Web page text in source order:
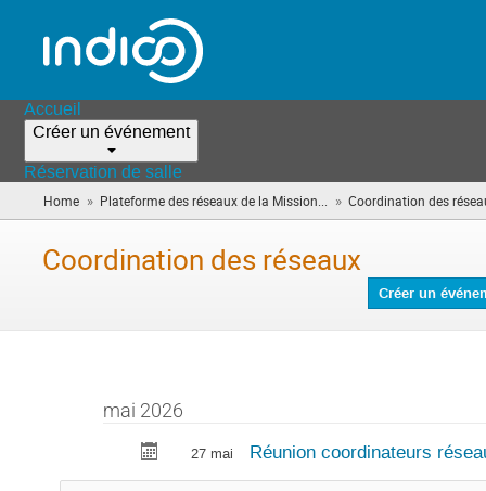
Accueil
Créer un événement
Réservation de salle
Home » Plateforme des réseaux de la Mission... » Coordination des
Coordination des réseaux
Créer un
mai 2026
27 mai Réunion coordinateurs